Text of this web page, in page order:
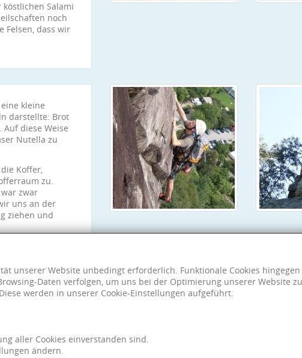
Salami
noch
Felsen, dass wir
kleine
darstellte: Brot
diese Weise
Nutella zu
Koffer,
zu.
zwar
uns an der
ziehen und
noch einmal
unserer Website unbedingt erforderlich. Funktionale Cookies
Daten verfolgen, um uns bei der Optimierung unserer Website
werden in unserer Cookie-Einstellungen aufgeführt.
aller Cookies einverstanden sind.
ändern.